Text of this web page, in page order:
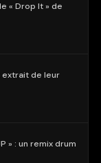
« Drop It » de
: extrait de leur
» : un remix drum